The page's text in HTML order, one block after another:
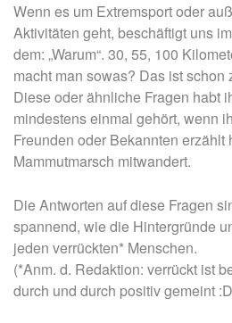
Wenn es um Extremsport oder
Aktivitäten geht, beschäftigt uns
dem: „Warum“. 30, 55, 100
macht man sowas? Das ist schon
Diese oder ähnliche Fragen habt
mindestens einmal gehört, wenn
Freunden oder Bekannten erzählt
Mammutmarsch mitwandert.
Die Antworten auf diese Fragen
spannend, wie die Hintergründe
jeden verrückten* Menschen.
(*Anm. d. Redaktion: verrückt ist
durch und durch positiv gemeint